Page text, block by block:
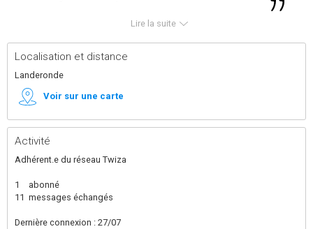
c’est naturellement que nous avons décidé de nous
de créer une maison ossature bois avec une isolation
en bottes de paille. La construction se déroule en
professionnels.
Lire la suite
Localisation et distance
Landeronde
Voir sur une carte
Activité
Adhérent.e du réseau Twiza
1
abonné
11 messages échangés
Dernière connexion : 27/07